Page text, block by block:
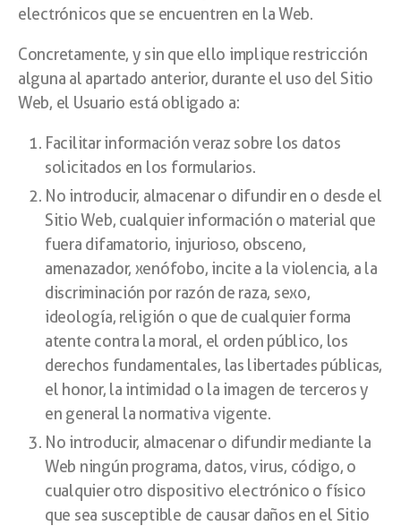
electrónicos que se encuentren en la Web.
Concretamente, y sin que ello implique restricción
alguna al apartado anterior, durante el uso del Sitio
Web, el Usuario está obligado a:
Facilitar información veraz sobre los datos
solicitados en los formularios.
No introducir, almacenar o difundir en o desde el
Sitio Web, cualquier información o material que
fuera difamatorio, injurioso, obsceno,
amenazador, xenófobo, incite a la violencia, a la
discriminación por razón de raza, sexo,
ideología, religión o que de cualquier forma
atente contra la moral, el orden público, los
derechos fundamentales, las libertades públicas,
el honor, la intimidad o la imagen de terceros y
en general la normativa vigente.
No introducir, almacenar o difundir mediante la
Web ningún programa, datos, virus, código, o
cualquier otro dispositivo electrónico o físico
que sea susceptible de causar daños en el Sitio